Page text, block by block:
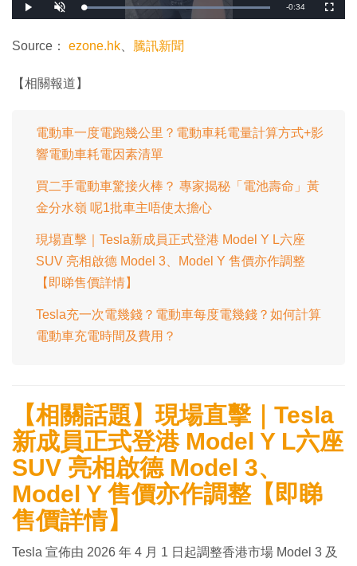
播
放
開
啟
載
入
:
1
剩
-0:34
全
螢
Source： ezone.hk 騰訊新聞
【相關報道】
電動車一度電跑幾公里？電動車耗電量計算方式+影
響電動車耗電因素清單
買二手電動車驚接火棒？ 專家揭秘「電池壽命」黃
金分水嶺 呢1批車主唔使太擔心
現場直擊｜Tesla新成員正式登港 Model Y L六座
SUV 亮相啟德 Model 3、Model Y 售價亦作調整
【即睇售價詳情】
Tesla充一次電幾錢？電動車每度電幾錢？如何計算
電動車充電時間及費用？
【相關話題】現場直擊｜Tesla
新成員正式登港 Model Y L六座
SUV 亮相啟德 Model 3、
Model Y 售價亦作調整【即睇
售價詳情】
Tesla 宣佈由 2026 年 4 月 1 日起調整香港市場 Model 3 及